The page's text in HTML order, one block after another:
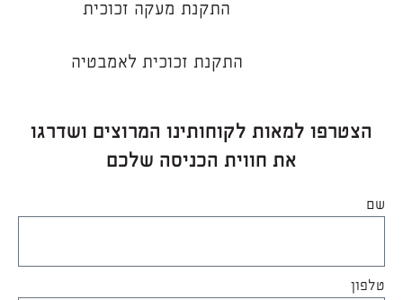
התקנת מעקה זכוכית
התקנת זכוכית לאמבטיה
הצטרפו למאות לקוחותינו המרוצים ושדרגו
את חווית הכניסה שלכם
שם
טלפון